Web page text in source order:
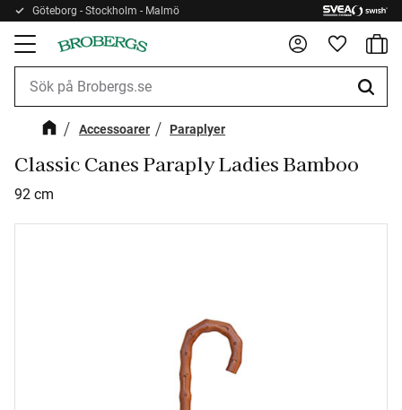
Meny
Göteborg - Stockholm - Malmö
Accessoarer Paraplyer
Classic Canes Paraply Ladies Bamboo
92 cm